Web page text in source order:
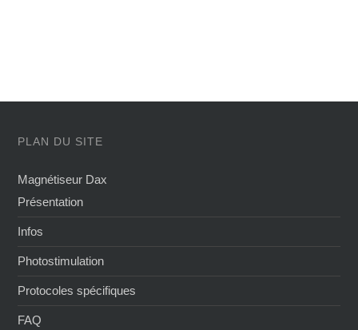
PLAN DU SITE
Magnétiseur Dax
Présentation
Infos
Photostimulation
Protocoles spécifiques
FAQ